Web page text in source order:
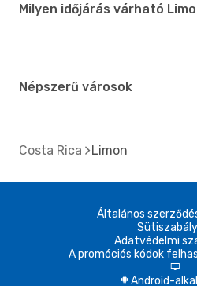
Milyen időjárás várható
Népszerű városok
Costa Rica Limon
Általános
Adatvédelmi
A promóciós kódok
d
A Android-